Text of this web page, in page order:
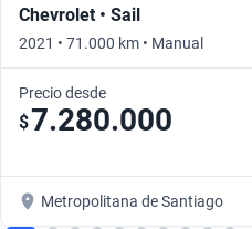
Chevrolet • Sail
2021 • 71.000 km • Manual
Precio desde
$7.280.000
Metropolitana de Santiago